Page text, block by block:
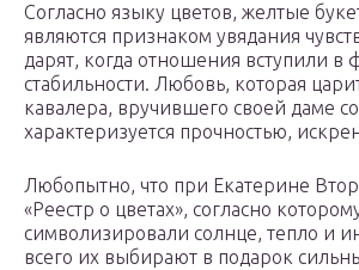
Согласно языку цветов, желтые
являются признаком увядания
дарят, когда отношения вступили в
стабильности. Любовь, которая
кавалера, вручившего своей даме
характеризуется прочностью,
Любопытно, что при Екатерине
«Реестр о цветах», согласно
символизировали солнце, тепло и
всего их выбирают в подарок